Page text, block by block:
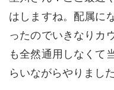
はしますね。配属に
ったのでいきなりカ
も全然通用しなくて
らいながらやりました